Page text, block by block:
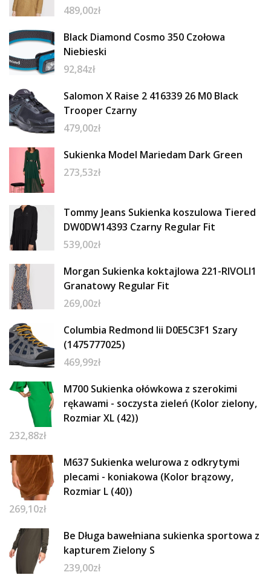
489,00zł
Black Diamond Cosmo 350 Czołowa
Niebieski
92,84zł
Salomon X Raise 2 416339 26 M0 Black
Trooper Czarny
479,00zł
Sukienka Model Mariedam Dark Green
273,53zł
Tommy Jeans Sukienka koszulowa Tiered
DW0DW14393 Czarny Regular Fit
539,00zł
Morgan Sukienka koktajlowa 221-RIVOLI1
Granatowy Regular Fit
269,00zł
Columbia Redmond Iii D0E5C3F1 Szary
(1475777025)
469,99zł
M700 Sukienka ołówkowa z szerokimi
rękawami - soczysta zieleń (Kolor zielony,
Rozmiar XL (42))
232,88zł
M637 Sukienka welurowa z odkrytymi
plecami - koniakowa (Kolor brązowy,
Rozmiar L (40))
269,10zł
Be Długa bawełniana sukienka sportowa z
kapturem Zielony S
239,00zł